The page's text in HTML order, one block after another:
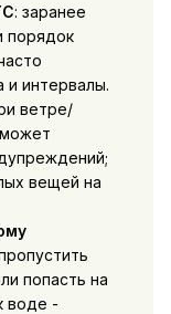
: заранее
порядок
и интервалы.
ветре/
вещей на
попасть на
воде -